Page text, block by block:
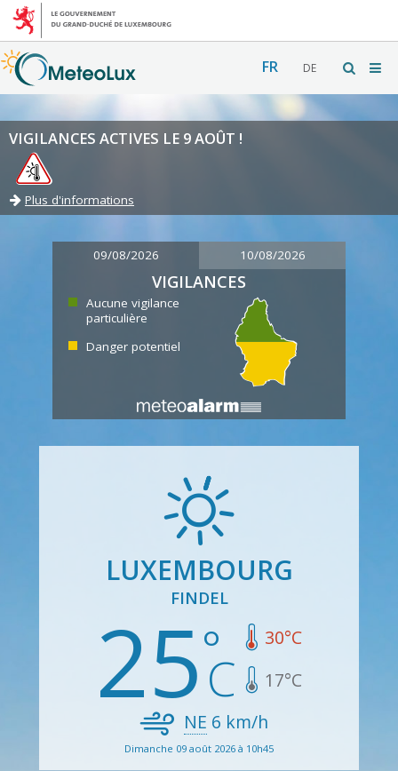
FR DE
VIGILANCES ACTIVES LE 9 AOÛT !
Plus d'informations
09/08/2026 10/08/2026
VIGILANCES
Aucune vigilance
particulière
Danger potentiel
LUXEMBOURG
FINDEL
25 30°C
17°C
NE 6 km/h
Dimanche 09 août 2026 à 10h45